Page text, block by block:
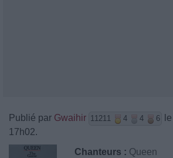
Publié par Gwaihir 11211 4 4 6
17h02.
Chanteurs : Queen